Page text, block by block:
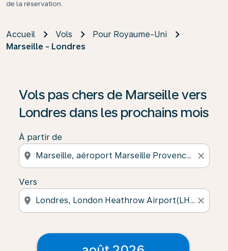
de la réservation.
Accueil Vols
Pour Royaume-Uni
Marseille - Londres
Vols pas chers de Marseille vers
Londres dans les prochains mois
À partir de
location_on close
Vers
location_on close